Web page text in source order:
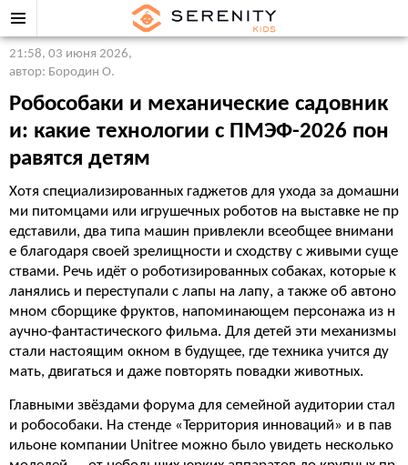
21:58, 03 июня 2026,
автор: Бородин О.
Робособаки и механические садовник
и: какие технологии с ПМЭФ-2026 пон
равятся детям
Хотя специализированных гаджетов для ухода за домашни
ми питомцами или игрушечных роботов на выставке не пр
едставили, два типа машин привлекли всеобщее внимани
е благодаря своей зрелищности и сходству с живыми суще
ствами. Речь идёт о роботизированных собаках, которые к
ланялись и переступали с лапы на лапу, а также об автоно
мном сборщике фруктов, напоминающем персонажа из н
аучно-фантастического фильма. Для детей эти механизмы
стали настоящим окном в будущее, где техника учится ду
мать, двигаться и даже повторять повадки животных.
Главными звёздами форума для семейной аудитории стал
и робособаки. На стенде «Территория инноваций» и в пав
ильоне компании Unitree можно было увидеть несколько